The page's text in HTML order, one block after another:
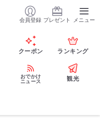
会員登録 プレゼント メニュー
クーポン ランキング
おでかけ
ニュース
観光